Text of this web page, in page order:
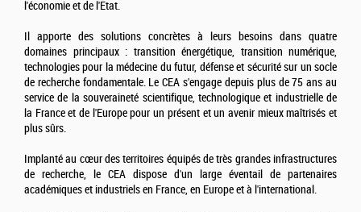
l'économie et de l'Etat.
Il apporte des solutions concrètes à leurs besoins dans quatre
domaines principaux : transition énergétique, transition numérique,
technologies pour la médecine du futur, défense et sécurité sur un socle
de recherche fondamentale. Le CEA s'engage depuis plus de 75 ans au
service de la souveraineté scientifique, technologique et industrielle de
la France et de l'Europe pour un présent et un avenir mieux maîtrisés et
plus sûrs.
Implanté au cœur des territoires équipés de très grandes infrastructures
de recherche, le CEA dispose d'un large éventail de partenaires
académiques et industriels en France, en Europe et à l'international.